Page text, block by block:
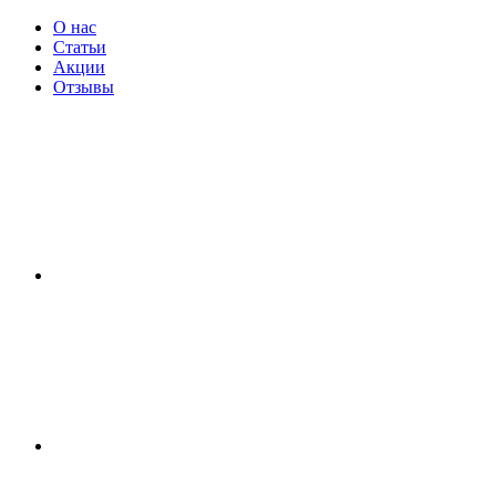
О нас
Статьи
Акции
Отзывы